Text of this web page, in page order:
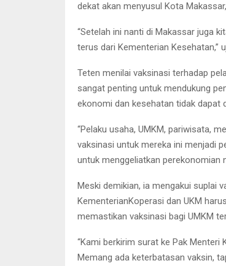
dekat akan menyusul Kota
“Setelah ini nanti di Makassar juga
terus dari Kementerian Kesehatan,”
Teten menilai vaksinasi terhadap
sangat penting untuk mendukung
ekonomi dan kesehatan tidak dapat
“Pelaku usaha, UMKM, pariwisata,
vaksinasi untuk mereka ini menjadi
untuk menggeliatkan perekonomian
Meski demikian, ia mengakui suplai
KementerianKoperasi dan UKM
memastikan vaksinasi bagi UMKM
“Kami berkirim surat ke Pak Menteri
Memang ada keterbatasan vaksin,